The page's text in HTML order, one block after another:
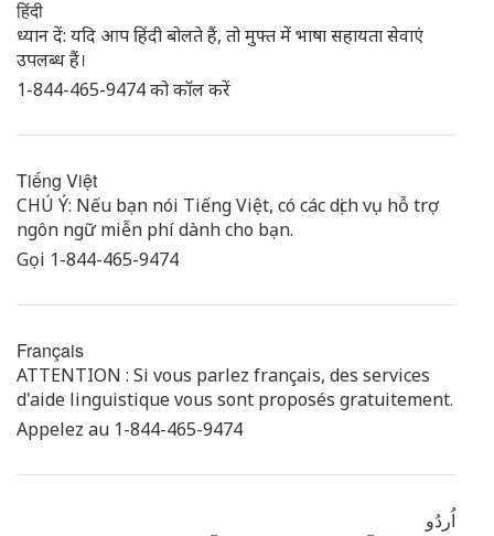
हिंदी
ध्यान दें: यदि आप हिंदी बोलते हैं, तो मुफ्त में भाषा सहायता सेवाएं
उपलब्ध हैं।
1-844-465-9474 को कॉल करें
Tiếng Việt
CHÚ Ý: Nếu bạn nói Tiếng Việt, có các dịch vụ hỗ trợ
ngôn ngữ miễn phí dành cho bạn.
Gọi 1-844-465-9474
Français
ATTENTION : Si vous parlez français, des services
d'aide linguistique vous sont proposés gratuitement.
Appelez au 1-844-465-9474
اُردُو